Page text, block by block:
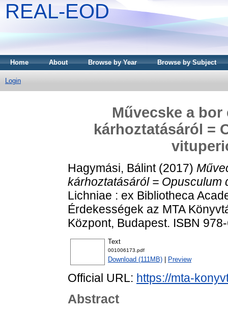
REAL-EOD
Home About Browse by Year Browse by Subject
Login
Művecske a
kárhoztatásáról =
Hagymási, Bálint(2017)
kárhoztatásáról = Opusculum
Lichniae : ex Bibliotheca
Érdekességek az MTA
Központ, Budapest. ISBN
Text
001006173.pdf
Download (111MB) Preview
Official URL: https://mta-
Abstract